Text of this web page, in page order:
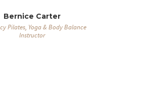
Bernice Carter
Pilates, Yoga & Body Balance
Instructor